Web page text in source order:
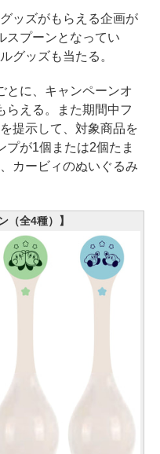
ッズがもらえる企画が
スプーンとなってい
グッズも当たる。
に、キャンペーンオ
らえる。また期間中フ
提示して、対象商品を
プが1個または2個たま
カービィのぬいぐるみ
（全4種）】